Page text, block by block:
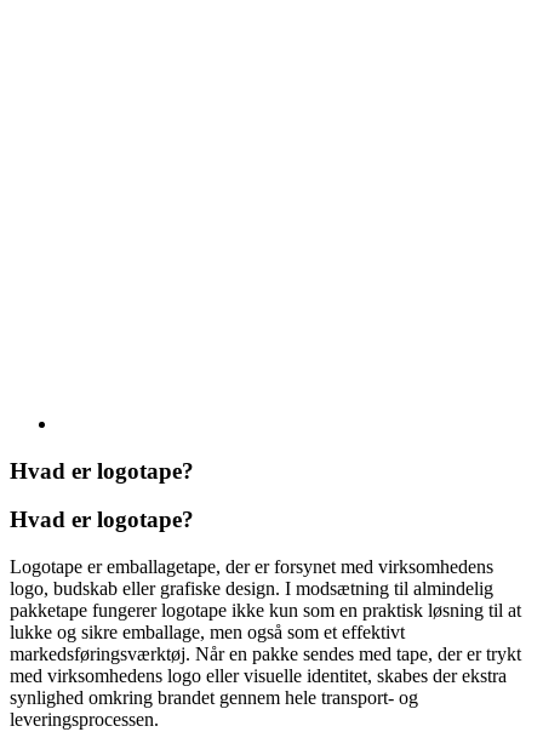
Hvad er logotape?
Hvad er logotape?
Logotape er emballagetape, der er forsynet med virksomhedens
logo, budskab eller grafiske design. I modsætning til almindelig
pakketape fungerer logotape ikke kun som en praktisk løsning til at
lukke og sikre emballage, men også som et effektivt
markedsføringsværktøj. Når en pakke sendes med tape, der er trykt
med virksomhedens logo eller visuelle identitet, skabes der ekstra
synlighed omkring brandet gennem hele transport- og
leveringsprocessen.